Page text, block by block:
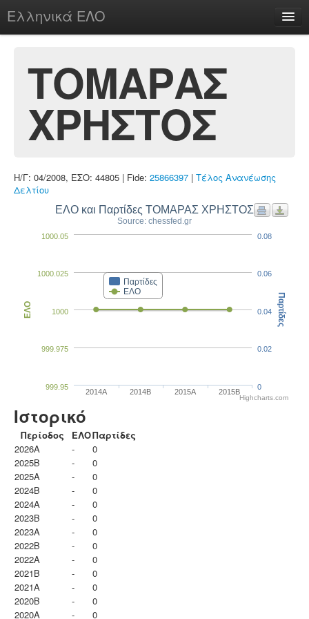
Ελληνικά ΕΛΟ
chesstu.be @ discord
Login
ΤΟΜΑΡΑΣ
ΧΡΗΣΤΟΣ
Η/Γ: 04/2008, ΕΣΟ: 44805 | Fide: 25866397 | Τέλος Ανανέωσης
Δελτίου
ΕΛΟ και Παρτίδες ΤΟΜΑΡΑΣ ΧΡΗΣΤΟΣ
Source: chessfed.gr
Παρτίδες
ΕΛΟ
2014A 2014B 2015A 2015B
999.95
999.975
1000
1000.025
1000.05
ΕΛΟ
0
0.02
0.04
0.06
0.08
Παρτίδες
Highcharts.com
Ιστορικό
Περίοδος ΕΛΟΠαρτίδες
2026A
-
0
2025B
-
0
2025A
-
0
2024B
-
0
2024A
-
0
2023B
-
0
2023Α
-
0
2022B
-
0
2022A
-
0
2021B
-
0
2021A
-
0
2020B
-
0
2020A
- 0